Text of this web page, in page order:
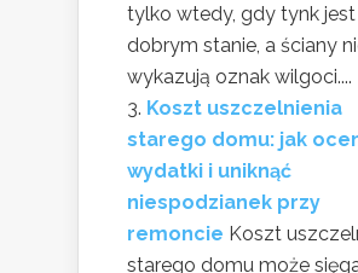
tylko wtedy, gdy tynk
dobrym stanie, a ściany
wykazują oznak wilgoci....
Koszt uszczelnienia
starego domu: jak
wydatki i uniknąć
niespodzianek przy
remoncie Koszt
starego domu może